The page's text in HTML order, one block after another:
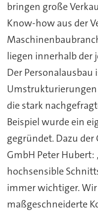
bringen große
Know-how aus der
liegen innerhalb der
Der Personalausbau
Umstrukturierungen
die stark
Beispiel wurde ein
gegründet. Dazu
GmbH Peter Hubert:
hochsensible
immer wichtiger.
maßgeschneiderte